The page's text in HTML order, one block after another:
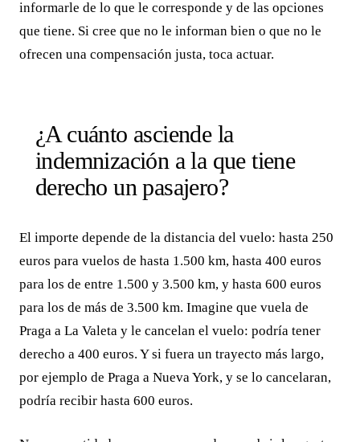
informarle de lo que le corresponde y de las opciones
que tiene. Si cree que no le informan bien o que no le
ofrecen una compensación justa, toca actuar.
¿A cuánto asciende la
indemnización a la que tiene
derecho un pasajero?
El importe depende de la distancia del vuelo: hasta 250
euros para vuelos de hasta 1.500 km, hasta 400 euros
para los de entre 1.500 y 3.500 km, y hasta 600 euros
para los de más de 3.500 km. Imagine que vuela de
Praga a La Valeta y le cancelan el vuelo: podría tener
derecho a 400 euros. Y si fuera un trayecto más largo,
por ejemplo de Praga a Nueva York, y se lo cancelaran,
podría recibir hasta 600 euros.